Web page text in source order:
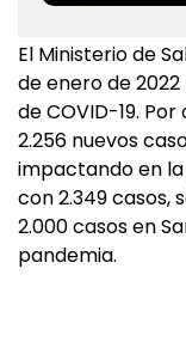
El Ministerio de
de enero de
de COVID-19.
2.256 nuevos
impactando en
con 2.349 casos,
2.000 casos en
pandemia.